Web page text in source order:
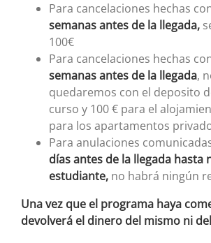
Para cancelaciones hechas
semanas antes de la llegada,
100€
Para cancelaciones hechas
semanas antes de la llegada,
quedaremos con el deposito
curso y 100 € para el
para los apartamentos
Para anulaciones
días antes de la llegada hasta
estudiante, no habrá ningún
Una vez que el programa haya
devolverá el dinero del mismo ni